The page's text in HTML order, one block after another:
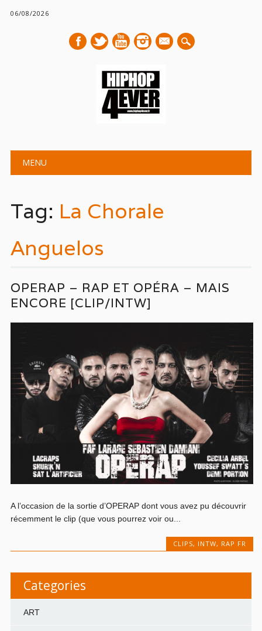
06/08/2026
mail
Main menu
MENU
Tag: La Chorale
Anguelos
OPERAP – RAP ET OPÉRA – MAIS
ENCORE [CLIP/INTW]
A l’occasion de la sortie d’OPERAP dont vous avez pu découvrir
récemment le clip (que vous pourrez voir ou...
CLIPS, INTW, RAP FR
Categories
ART